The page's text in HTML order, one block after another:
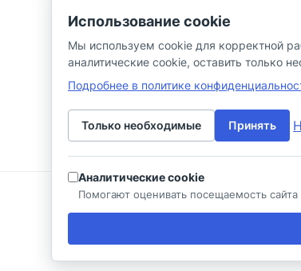
Использование cookie
Мы используем cookie для корректной
аналитические cookie, оставить только
Подробнее в политике
Только необходимые Принять
Аналитические cookie
Помогают оценивать посещаемость